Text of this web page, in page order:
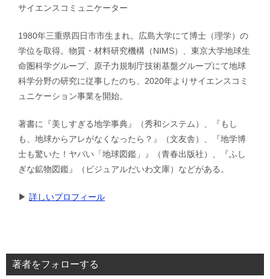
サイエンスコミュニケーター
1980年三重県四日市市生まれ。広島大学にて博士（理学）の
学位を取得。物質・材料研究機構（NIMS）、東京大学地球生
命圏科学グループ、原子力規制庁技術基盤グループにて地球
科学分野の研究に従事したのち、2020年よりサイエンスコミ
ュニケーション事業を開始。
著書に『美しすぎる地学事典』（秀和システム）、『もし
も、地球からアレがなくなったら？』（文友舎）、『地学博
士も驚いた！ヤバい「地球図鑑」』（青春出版社）、『ふし
ぎな鉱物図鑑』（ビジュアルだいわ文庫）などがある。
▶︎ 詳しいプロフィール
著者をフォローする